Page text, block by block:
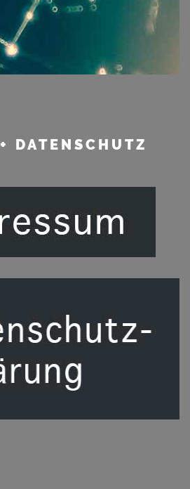
+ DATENSCHUTZ